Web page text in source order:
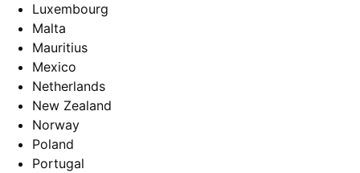
Luxembourg
Malta
Mauritius
Mexico
Netherlands
New Zealand
Norway
Poland
Portugal